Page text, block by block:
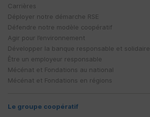
Carrières
Déployer notre démarche RSE
Défendre notre modèle coopératif
Agir pour l’environnement
Développer la banque responsable et solidaire
Être un employeur responsable
Mécénat et Fondations au national
Mécénat et Fondations en régions
Le groupe coopératif